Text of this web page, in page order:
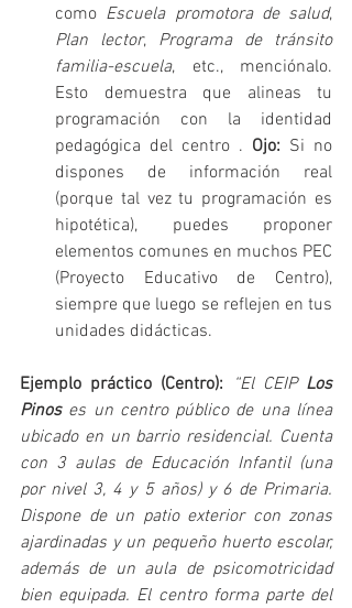
como Escuela promotora de salud
Plan lector, Programa de tránsito
familia-escuela, etc., menciónalo.
Esto demuestra que alineas tu
programación con la identidad
pedagógica del centro . Ojo: Si no
dispones de información real
(porque tal vez tu programación es
hipotética), puedes proponer
elementos comunes en muchos PEC
(Proyecto Educativo de Centro),
siempre que luego se reflejen en tus
unidades didácticas.
Ejemplo práctico (Centro): “El CEIP Los
Pinos es un centro público de una línea
ubicado en un barrio residencial. Cuenta
con 3 aulas de Educación Infantil (una
por nivel 3, 4 y 5 años) y 6 de Primaria.
Dispone de un patio exterior con zonas
ajardinadas y un pequeño huerto escolar,
además de un aula de psicomotricidad
bien equipada. El centro forma parte del